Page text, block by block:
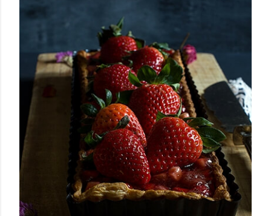
por completo tu forma de ver las legumbres. Olvídate de
asociar las alubias únicamente a los guisos tradicionales y
copiosos de invierno. Con esta receta simple pero
revolucionaria, transformaremos un ingrediente tan
humilde como la alubia de La Bañeza en un snack ligero,
dorado, cargado de proteína y 100% natural. Es el
sustituto perfecto a los frutos se...